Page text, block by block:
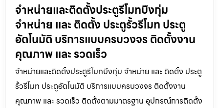
จำหน่ายและติดตั้งประตูรีโมทบึงกุ่ม
จำหน่าย และ ติดตั้ง ประตูรั้วรีโมท ประตู
อัตโนมัติ บริการแบบครบวงจร ติดตั้งงาน
คุณภาพ และ รวดเร็ว
จำหน่ายและติดตั้งประตูรีโมทบึงกุ่ม จำหน่าย และ ติดตั้ง ประตู
รั้วรีโมท ประตูอัตโนมัติ บริการแบบครบวงจร ติดตั้งงาน
คุณภาพ และ รวดเร็ว ติดตั้งตามมาตรฐาน อุปกรณ์การติดตั้ง